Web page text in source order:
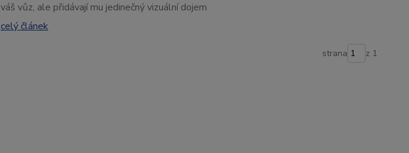
váš vůz, ale přidávají mu jedinečný vizuální dojem
celý článek
strana z 1